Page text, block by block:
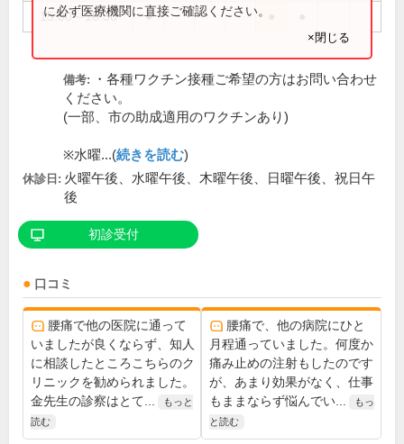
15:00～18:30 ●
に必ず医療機関に直接ご確認ください。
×閉じる
備考:
・各種ワクチン接種ご希望の方はお問い合わせ
ください。
(一部、市の助成適用のワクチンあり)
※水曜...(続きを読む)
休診日: 火曜午後、水曜午後、木曜午後、日曜午後、祝日午
後
初診受付
口コミ
腰痛で他の医院に通って
いましたが良くならず、知人
に相談したところこちらのク
リニックを勧められました。
金先生の診察はとて...
もっと
読む
腰痛で、他の病院にひと
月程通っていました。何度か
痛み止めの注射もしたのです
が、あまり効果がなく、仕事
もままならず悩んでい...
もっ
と読む